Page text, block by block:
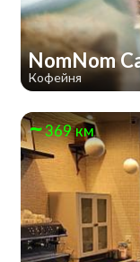
NomNom
Кофейня
369 км